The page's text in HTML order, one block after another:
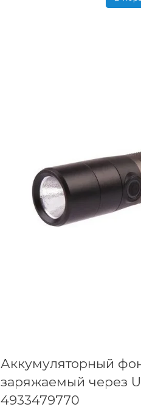
Аккумуляторный
заряжаемый через
4933479770